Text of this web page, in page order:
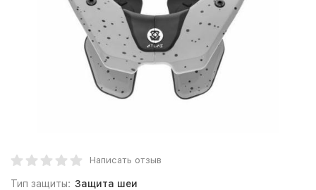
Написать отзыв
Тип защиты: Защита шеи